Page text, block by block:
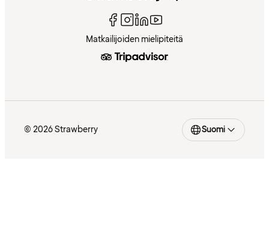
Matkailijoiden mielipiteitä
© 2026 Strawberry Suomi